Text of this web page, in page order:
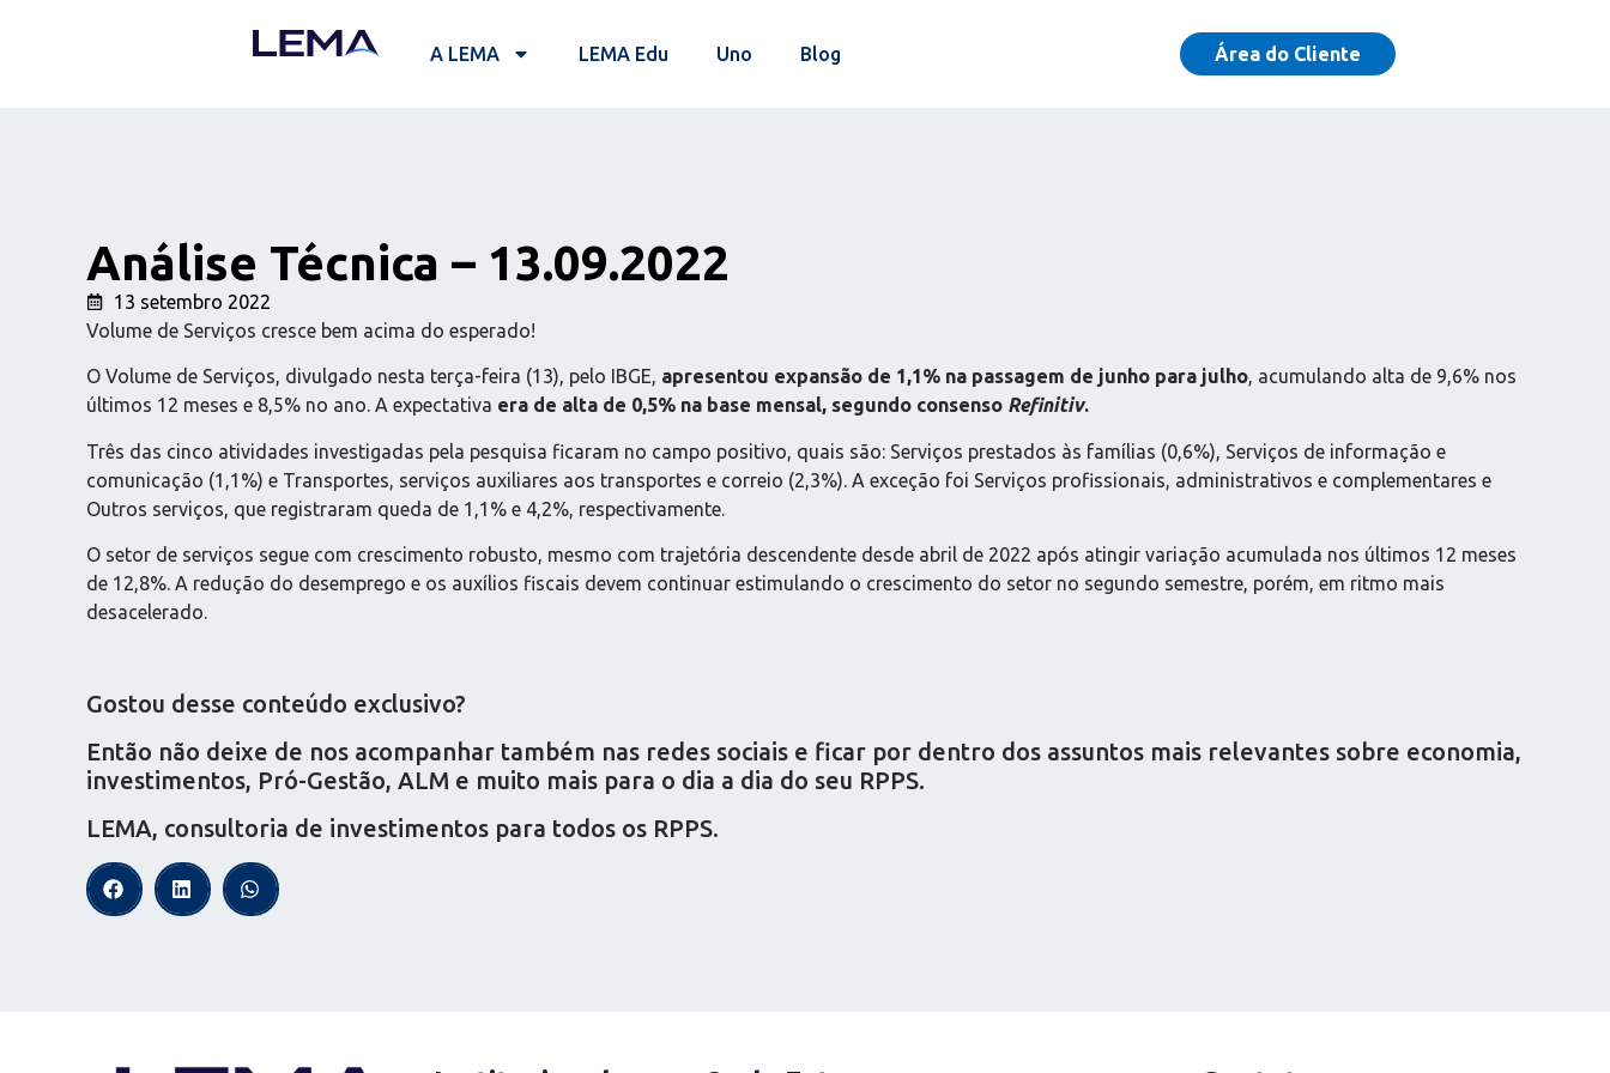
A LEMA LEMA Edu Uno Blog Área do Cliente
Análise Técnica – 13.09.2022
13 setembro 2022
Volume de Serviços cresce bem acima do esperado!
O Volume de Serviços, divulgado nesta terça-feira (13), pelo IBGE, apresentou expansão de 1,1% na passagem de junho para julho, acumulando alta de 9,6% nos
últimos 12 meses e 8,5% no ano. A expectativa era de alta de 0,5% na base mensal, segundo consenso Refinitiv.
Três das cinco atividades investigadas pela pesquisa ficaram no campo positivo, quais são: Serviços prestados às famílias (0,6%), Serviços de informação e
comunicação (1,1%) e Transportes, serviços auxiliares aos transportes e correio (2,3%). A exceção foi Serviços profissionais, administrativos e complementares e
Outros serviços, que registraram queda de 1,1% e 4,2%, respectivamente.
O setor de serviços segue com crescimento robusto, mesmo com trajetória descendente desde abril de 2022 após atingir variação acumulada nos últimos 12 meses
de 12,8%. A redução do desemprego e os auxílios fiscais devem continuar estimulando o crescimento do setor no segundo semestre, porém, em ritmo mais
desacelerado.
Gostou desse conteúdo exclusivo?
Então não deixe de nos acompanhar também nas redes sociais e ficar por dentro dos assuntos mais relevantes sobre economia,
investimentos, Pró-Gestão, ALM e muito mais para o dia a dia do seu RPPS.
LEMA, consultoria de investimentos para todos os RPPS.